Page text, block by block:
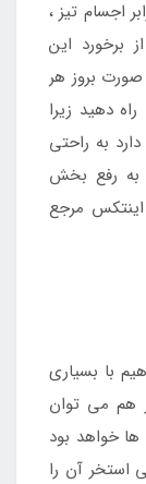
اجسام تیز ،
برخورد این
صورت بروز هر
دهید زیرا
به راحتی
به رفع بخش
اینتکس مرجع
با بسیاری
هم می توان
خواهد بود
استخر آن را